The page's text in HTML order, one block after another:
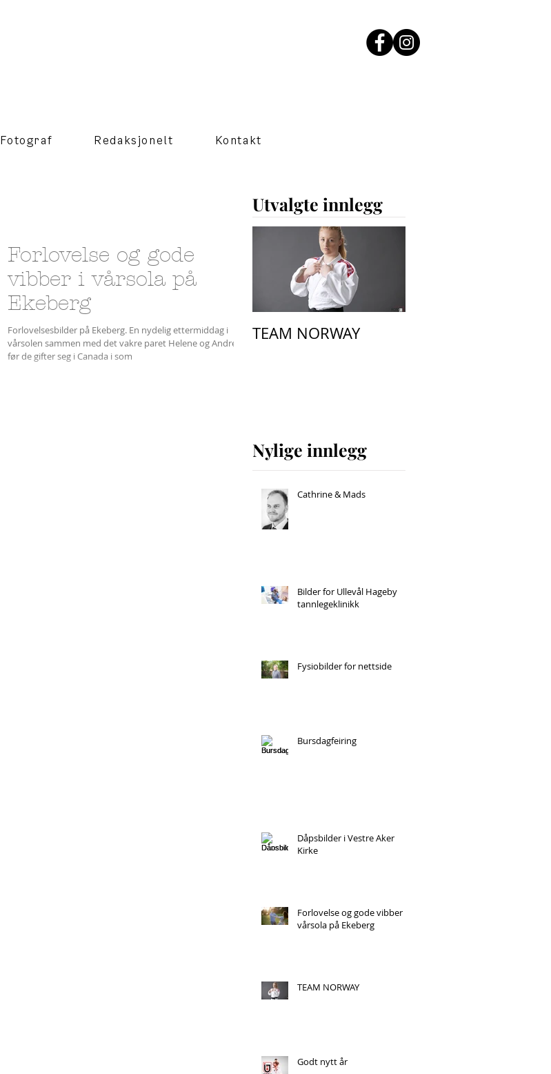
Fotograf Redaksjonelt Kontakt
Forlovelse og gode
vibber i vårsola på
Ekeberg
Forlovelsesbilder på Ekeberg. En nydelig ettermiddag i
vårsolen sammen med det vakre paret Helene og Andrew
før de gifter seg i Canada i som
Utvalgte innlegg
TEAM NORWAY
Nylige innlegg
Cathrine & Mads
Bilder for Ullevål Hageby
tannlegeklinikk
Fysiobilder for nettside
Bursdagfeiring
Dåpsbilder i Vestre Aker
Kirke
Forlovelse og gode vibber i
vårsola på Ekeberg
TEAM NORWAY
Godt nytt år